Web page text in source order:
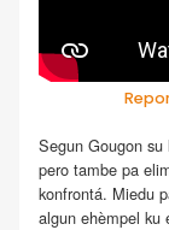
Segun Gougon
pero tambe pa
konfrontá. Miedu
algun ehèmpel ku